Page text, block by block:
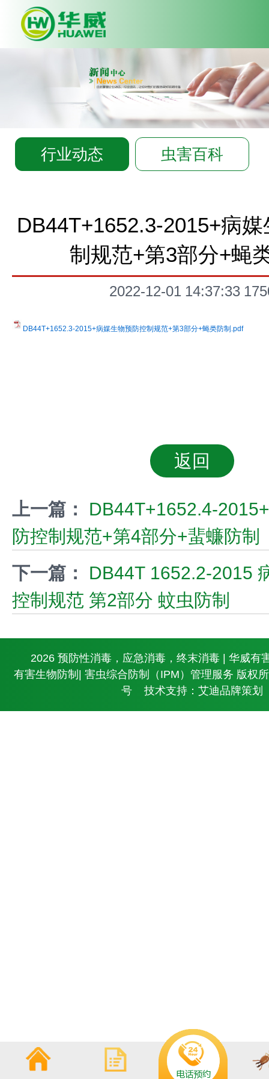
Deprecated: Array and string
syntax with curly braces is
C:\wwwroot\huawei-
pco.com\app\common.phpon
行业动态 虫害百科
DB44T+1652.3-2015+病
制规范+第3部分+蝇
2022-12-01 14:37:33
DB44T+1652.3-2015+病媒生物预防控制规范+第3部分+蝇类防制.pdf
返回
上一篇：
DB44T+1652.4-
防控制规范+第4部分+蜚蠊防制
下一篇：
DB44T 1652.2-2015
控制规范 第2部分 蚊虫防制
© 2026 预防性消毒，应急消毒，终末消毒 | 华威有
有害生物防制| 害虫综合防制（IPM）管理服务 版权
号
技术支持：艾迪品牌策划